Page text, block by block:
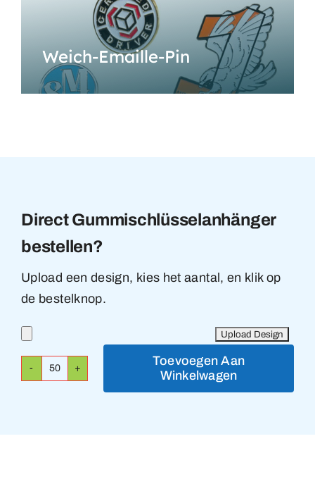
Weich-Emaille-Pin
Direct Gummischlüsselanhänger
bestellen?
Upload een design, kies het aantal, en klik op
de bestelknop.
Gummischlüsselanhänger
Toevoegen Aan
Winkelwagen